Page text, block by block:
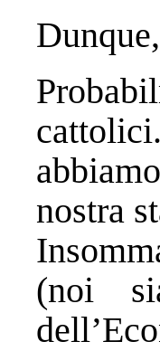
nostra
(noi